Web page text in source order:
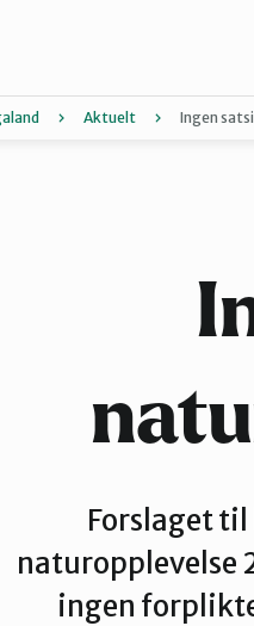
Aktuelt Ingen
Forslaget
naturopplevelse
ingen